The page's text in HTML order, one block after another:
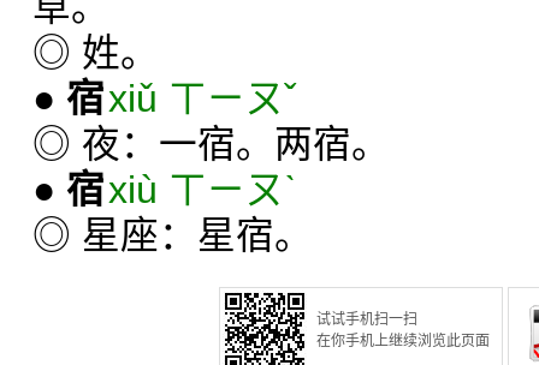
◎ 姓。
● 宿xiǔ ㄒㄧㄡˇ
◎ 夜：一宿。两宿。
● 宿xiù ㄒㄧㄡˋ
◎ 星座：星宿。
试试手机扫一扫
在你手机上继续浏览此页面